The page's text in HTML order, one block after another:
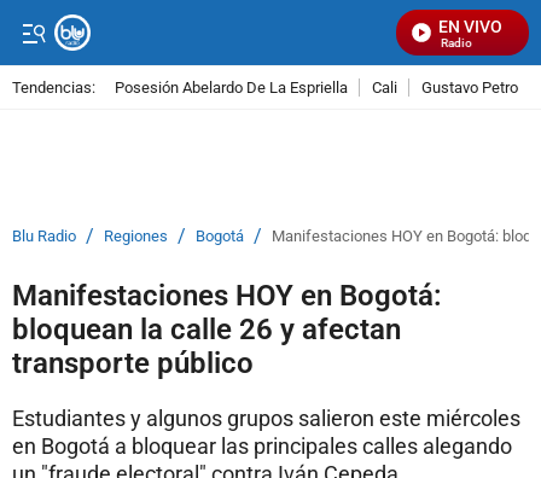
EN VIVO
Señal Visual Radio
Tendencias: Posesión Abelardo De La Espriella Cali Gustavo Petro
Blu Radio / Regiones / Bogotá / Manifestaciones HOY en Bogotá:
Manifestaciones HOY en Bogotá:
bloquean la calle 26 y afectan
transporte público
Estudiantes y algunos grupos salieron este miércoles
en Bogotá a bloquear las principales calles alegando